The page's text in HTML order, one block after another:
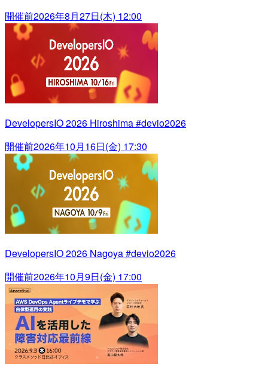
開催前2026年8月27日(木) 12:00
DevelopersIO 2026 Hiroshima #devio2026
開催前2026年10月16日(金) 17:30
DevelopersIO 2026 Nagoya #devio2026
開催前2026年10月9日(金) 17:00